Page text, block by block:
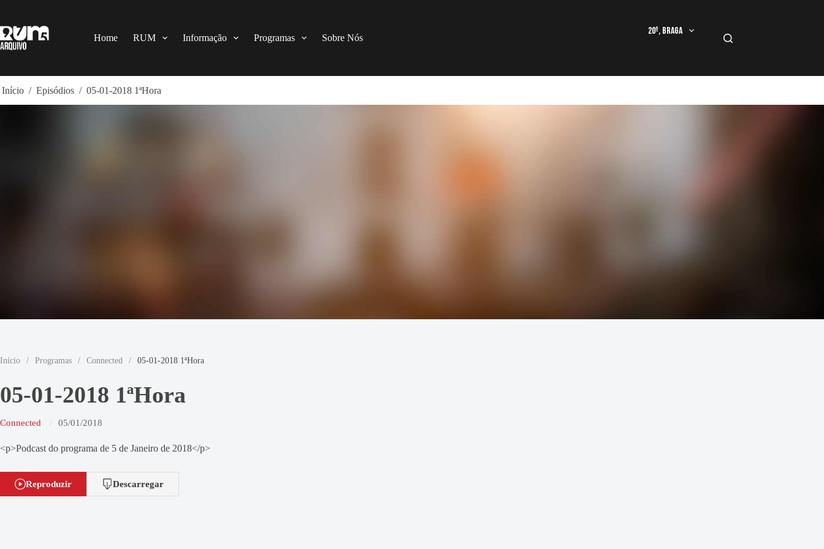
o
conteúdo
Home RUM Informação Programas Sobre Nós
20º, Braga
Início / Episódios / 05-01-2018 1ªHora
Início / Programas / Connected / 05-01-2018 1ªHora
05-01-2018 1ªHora
Connected 05/01/2018
<p>Podcast do programa de 5 de Janeiro de 2018</p>
Reproduzir Descarregar